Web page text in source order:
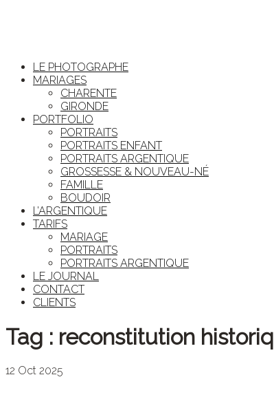
LE PHOTOGRAPHE
MARIAGES
CHARENTE
GIRONDE
PORTFOLIO
PORTRAITS
PORTRAITS ENFANT
PORTRAITS ARGENTIQUE
GROSSESSE & NOUVEAU-NÉ
FAMILLE
BOUDOIR
L’ARGENTIQUE
TARIFS
MARIAGE
PORTRAITS
PORTRAITS ARGENTIQUE
LE JOURNAL
CONTACT
CLIENTS
Tag : reconstitution
12 Oct 2025